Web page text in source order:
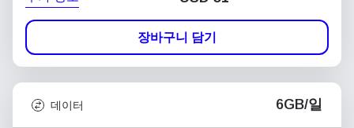
장바구니 담기
데이터 6GB/일